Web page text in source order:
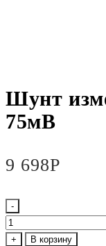
Шунт
75мВ
9 698Р
-
Количество
товара
+ В корзину